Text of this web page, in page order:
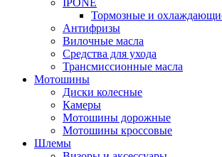
IPONE
Тормозные и
Антифризы
Вилочные масла
Средства для ухода
Трансмиссионные масла
Мотошины
Диски колесные
Камеры
Мотошины дорожные
Мотошины кроссовые
Шлемы